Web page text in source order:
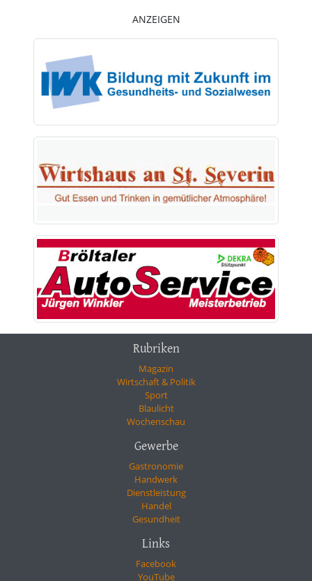
ANZEIGEN
Rubriken
Magazin
Wirtschaft & Politik
Sport
Blaulicht
Wochenschau
Gewerbe
Gastronomie
Handwerk
Dienstleistung
Handel
Gesundheit
Links
Facebook
YouTube